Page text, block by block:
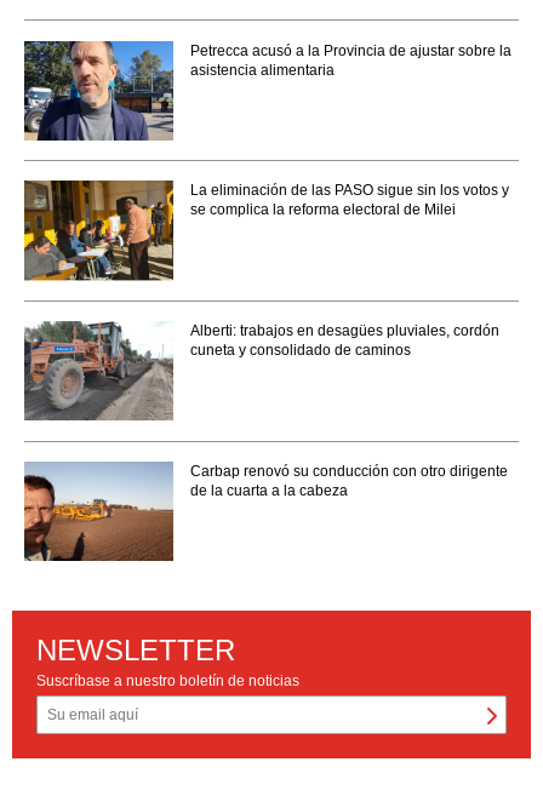
Petrecca acusó a la Provincia de ajustar sobre la
asistencia alimentaria
La eliminación de las PASO sigue sin los votos y
se complica la reforma electoral de Milei
Alberti: trabajos en desagües pluviales, cordón
cuneta y consolidado de caminos
Carbap renovó su conducción con otro dirigente
de la cuarta a la cabeza
NEWSLETTER
Suscríbase a nuestro boletín de noticias